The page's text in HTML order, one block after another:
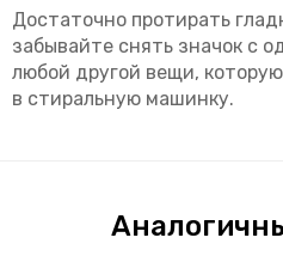
Достаточно протирать
забывайте снять значок с
любой другой вещи,
в стиральную машинку.